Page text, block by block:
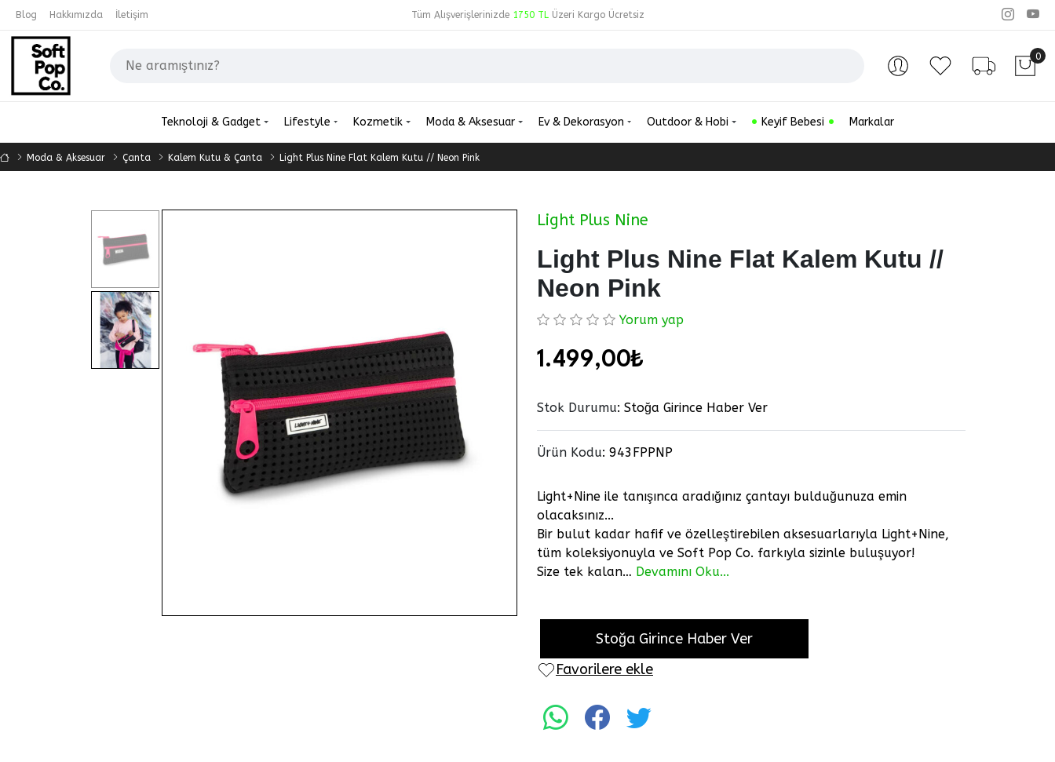
Blog Hakkımızda İletişim Tüm Alışverişlerinizde 1750 TLÜzeri Kargo Ücretsiz
Hesabım Favorilerim
Sipariş0
Teknoloji & Gadget Lifestyle Kozmetik Moda & Aksesuar Ev & Dekorasyon Outdoor & Hobi Keyif Bebesi Markalar
Moda & Aksesuar Çanta Kalem Kutu & Çanta Light Plus Nine Flat Kalem Kutu // Neon Pink
Light Plus Nine
Light Plus Nine Flat Kalem Kutu //
Neon Pink
Yorum yap
1.499,00₺
Stok Durumu: Stoğa Girince Haber Ver
Ürün Kodu: 943FPPNP
Light+Nine ile tanışınca aradığınız çantayı bulduğunuza emin
olacaksınız...
Bir bulut kadar hafif ve özelleştirebilen aksesuarlarıyla Light+Nine,
tüm koleksiyonuyla ve Soft Pop Co. farkıyla sizinle buluşuyor!
Size tek kalan… Devamını Oku...
Stoğa Girince Haber Ver
Favorilere ekle